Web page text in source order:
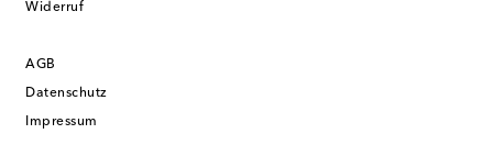
Widerruf
AGB
Datenschutz
Impressum